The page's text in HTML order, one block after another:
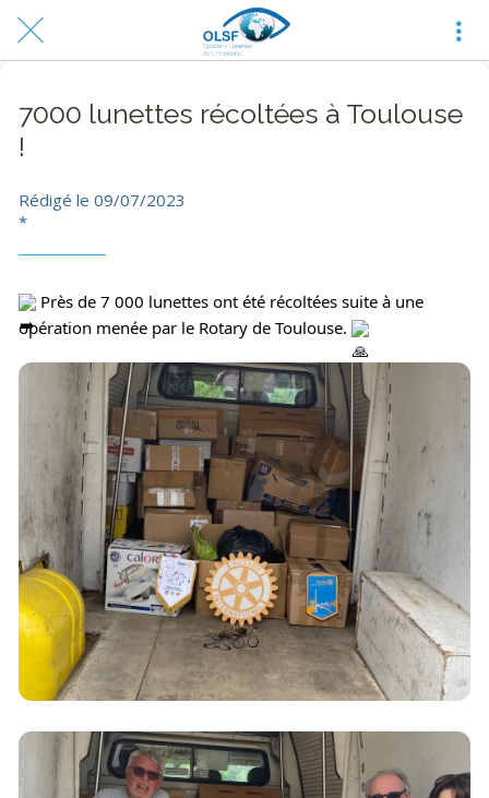
7000 lunettes récoltées à Toulouse
!
Rédigé le 09/07/2023
*
Près de 7 000 lunettes ont été récoltées suite à une
opération menée par le Rotary de Toulouse.